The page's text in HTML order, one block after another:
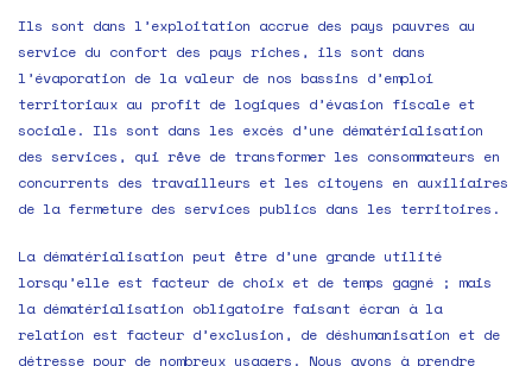
Ils sont dans l’exploitation accrue des pays pauvres au
service du confort des pays riches, ils sont dans
l’évaporation de la valeur de nos bassins d’emploi
territoriaux au profit de logiques d’évasion fiscale et
sociale. Ils sont dans les excès d’une dématérialisation
des services, qui rêve de transformer les consommateurs en
concurrents des travailleurs et les citoyens en auxiliaires
de la fermeture des services publics dans les territoires.
La dématérialisation peut être d’une grande utilité
lorsqu’elle est facteur de choix et de temps gagné ; mais
la dématérialisation obligatoire faisant écran à la
relation est facteur d’exclusion, de déshumanisation et de
détresse pour de nombreux usagers. Nous avons à prendre